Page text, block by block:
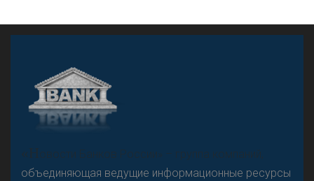
«Н
овости Банков России» – группа компаний,
объединяющая ведущие информационные ресурсы